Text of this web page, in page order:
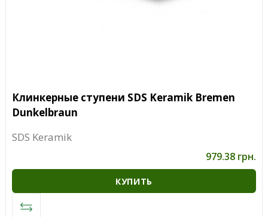
Клинкерные ступени SDS Keramik Bremen
Dunkelbraun
SDS Keramik
979.38 грн.
КУПИТЬ